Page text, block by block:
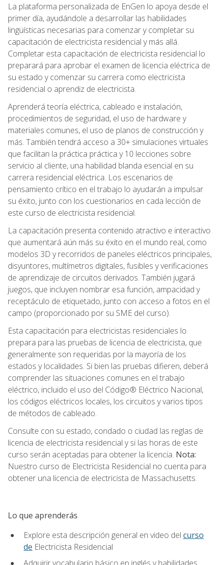
La plataforma personalizada de EnGen lo apoya desde el
primer día, ayudándole a desarrollar las habilidades
lingüísticas necesarias para comenzar y completar su
capacitación de electricista residencial y más allá.
Completar esta capacitación de electricista residencial lo
preparará para aprobar el examen de licencia eléctrica de
su estado y comenzar su carrera como electricista
residencial o aprendiz de electricista.
Aprenderá teoría eléctrica, cableado e instalación,
procedimientos de seguridad, el uso de hardware y
materiales comunes, el uso de planos de construcción y
más. También tendrá acceso a 30+ simulaciones virtuales
que facilitan la práctica práctica y 10 lecciones sobre
servicio al cliente, una habilidad blanda esencial en su
carrera residencial eléctrica. Los escenarios de
pensamiento crítico en el trabajo lo ayudarán a impulsar
su éxito, junto con los cuestionarios en cada lección de
este curso de electricista residencial.
La capacitación presenta contenido atractivo e interactivo
que aumentará aún más su éxito en el mundo real, como
modelos 3D y recorridos de paneles eléctricos principales,
disyuntores, multímetros digitales, fusibles y verificaciones
de aprendizaje de circuitos derivados. También jugará
juegos, que incluyen nombrar esa función, ampacidad y
receptáculo de etiquetado, junto con acceso a fotos en el
campo (proporcionado por su SME del curso).
Esta capacitación para electricistas residenciales lo
prepara para las pruebas de licencia de electricista, que
generalmente son requeridas por la mayoría de los
estados y localidades. Si bien las pruebas difieren, deberá
comprender las situaciones comunes en el trabajo
eléctrico, incluido el uso del Código® Eléctrico Nacional,
los códigos eléctricos locales, los circuitos y varios tipos
de métodos de cableado.
Consulte con su estado, condado o ciudad las reglas de
licencia de electricista residencial y si las horas de este
curso serán aceptadas para obtener la licencia. Nota:
Nuestro curso de Electricista Residencial no cuenta para
obtener una licencia de electricista de Massachusetts.
Lo que aprenderás
Explore esta descripción general en video del curso
de Electricista Residencial
Adquirir vocabulario básico en inglés y habilidades